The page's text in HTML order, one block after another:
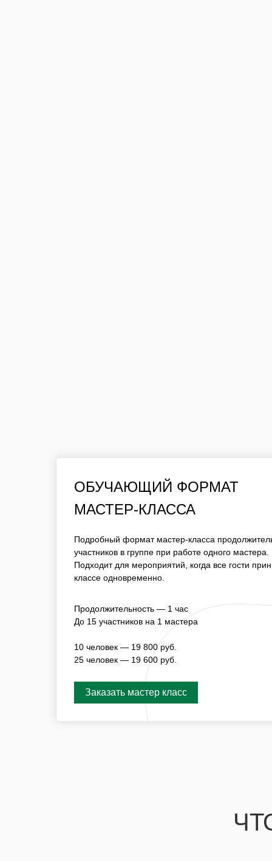
ОБУЧАЮЩИЙ ФОРМАТ
МАСТЕР-КЛАССА
ЧАС. ДО 15 УЧАСТНИКОВ В ГРУППЕ ПРИ
ПОДХОДИТ ДЛЯ МЕРОПРИЯТИЙ, КОГДА ВСЕ
УЧАСТИЕ В МАСТЕР-КЛАССЕ
ДО 15 УЧАСТНИКОВ НА 1 МАСТЕРА
Заказать мастер класс
ОБУЧАЮЩИЙ ФОРМАТ
МАСТЕР-КЛАССА
Продолжительность — 1 час
До 15 участников на 1 мастера
10 человек — 19 800 руб.
25 человек — 19 600 руб.
Подробный формат мастер-класса
участников в группе при работе одного мастера.
Подходит для мероприятий, когда все гости
классе одновременно.
Заказать мастер класс